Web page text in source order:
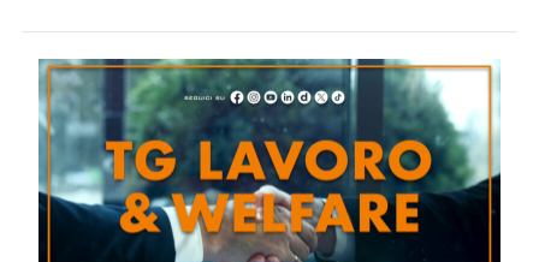
Tg
Lavoro
&
Welfare
–
8/1/2026